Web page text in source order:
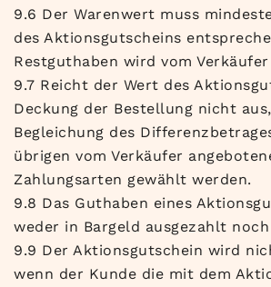
9.6 Der Warenwert muss
des Aktionsgutscheins
Restguthaben wird vom
9.7 Reicht der Wert des
Deckung der Bestellung nicht
Begleichung des
übrigen vom Verkäufer
Zahlungsarten gewählt werden.
9.8 Das Guthaben eines
weder in Bargeld ausgezahlt
9.9 Der Aktionsgutschein wird
wenn der Kunde die mit dem